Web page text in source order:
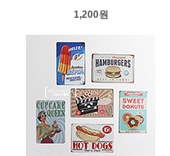
1,200원